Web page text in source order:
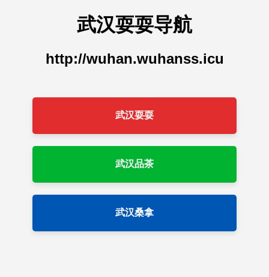
武汉耍耍导航
http://wuhan.wuhanss.icu
武汉耍耍
武汉品茶
武汉桑拿